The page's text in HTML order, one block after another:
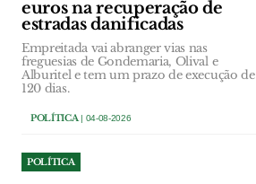
euros na recuperação de
estradas danificadas
Empreitada vai abranger vias nas
freguesias de Gondemaria, Olival e
Alburitel e tem um prazo de execução de
120 dias.
POLÍTICA| 04-08-2026
POLÍTICA